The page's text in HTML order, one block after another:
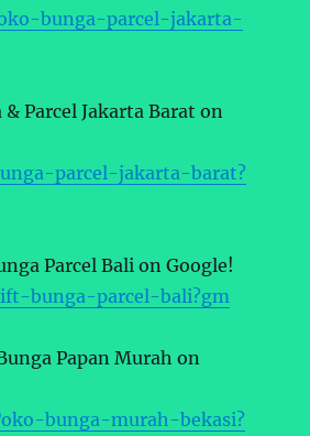
bunga-parcel-jakarta-
Parcel Jakarta Barat on
parcel-jakarta-barat?
Parcel Bali on Google!
bunga-parcel-bali?gm
Papan Murah on
bunga-murah-bekasi?